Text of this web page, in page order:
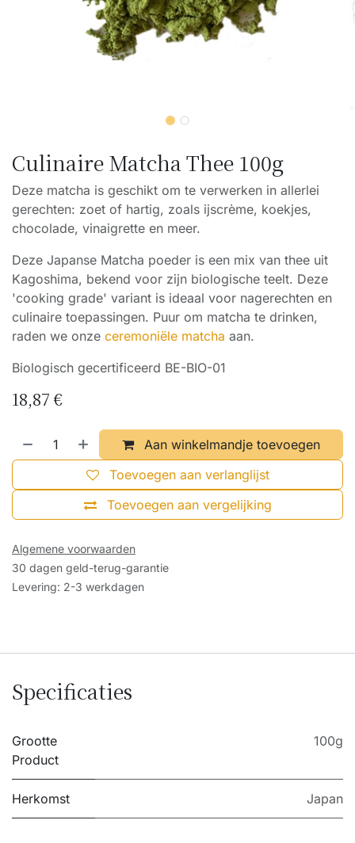
Culinaire Matcha Thee 100g
Deze matcha is geschikt om te verwerken in allerlei
gerechten: zoet of hartig, zoals ijscrème, koekjes,
chocolade, vinaigrette en meer.
Deze Japanse Matcha poeder is een mix van thee uit
Kagoshima, bekend voor zijn biologische teelt. Deze
'cooking grade' variant is ideaal voor nagerechten en
culinaire toepassingen. Puur om matcha te drinken,
raden we onze ceremoniële matcha aan.
Biologisch gecertificeerd BE-BIO-01
18,87€
Aan winkelmandje toevoegen
Toevoegen aan vergelijking
Toevoegen aan verlanglijst
Algemene voorwaarden
30 dagen geld-terug-garantie
Levering: 2-3 werkdagen
Specificaties
Grootte
Product
100g
Herkomst Japan